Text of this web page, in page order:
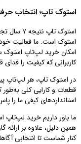
استوک تاپ؛ انتخاب
استوک
استوک است. ما فعالیت
امکان خرید لپ‌تاپ استوک
کاربرانی که کیفیت را
در استوک تاپ، هر لپ‌تاپ
قطعات و کارایی کلی
استانداردهای کیفی ما را
ما باور داریم خرید
همین دلیل، علاوه بر ارائه
کنار شماست تا انتخابی